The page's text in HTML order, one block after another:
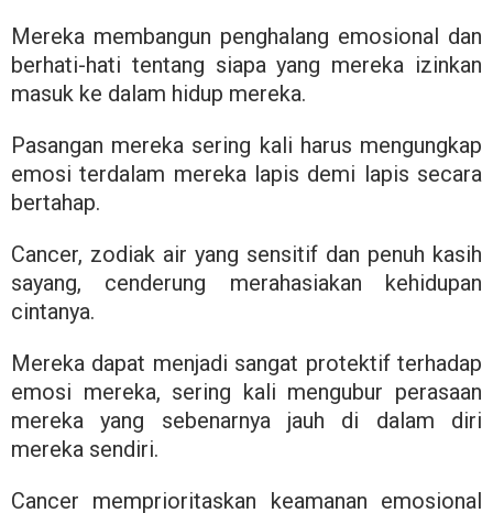
Mereka membangun penghalang emosional dan
berhati-hati tentang siapa yang mereka izinkan
masuk ke dalam hidup mereka.
Pasangan mereka sering kali harus mengungkap
emosi terdalam mereka lapis demi lapis secara
bertahap.
Cancer, zodiak air yang sensitif dan penuh kasih
sayang, cenderung merahasiakan kehidupan
cintanya.
Mereka dapat menjadi sangat protektif terhadap
emosi mereka, sering kali mengubur perasaan
mereka yang sebenarnya jauh di dalam diri
mereka sendiri.
Cancer memprioritaskan keamanan emosional